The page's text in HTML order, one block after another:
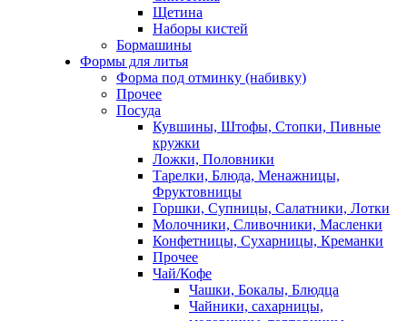
Щетина
Наборы кистей
Бормашины
Формы для литья
Форма под отминку (набивку)
Прочее
Посуда
Кувшины, Штофы, Стопки, Пивные
кружки
Ложки, Половники
Тарелки, Блюда, Менажницы,
Фруктовницы
Горшки, Супницы, Салатники, Лотки
Молочники, Сливочники, Масленки
Конфетницы, Сухарницы, Креманки
Прочее
Чай/Кофе
Чашки, Бокалы, Блюдца
Чайники, сахарницы,